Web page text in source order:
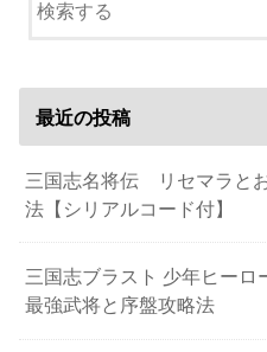
最近の投稿
三国志名将伝 リセマラと
法【シリアルコード付】
三国志ブラスト 少年ヒー
最強武将と序盤攻略法